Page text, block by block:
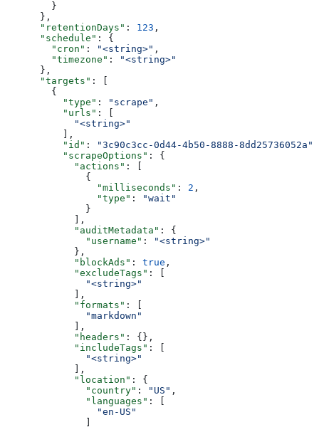
        }
      },
      "retentionDays"
: 123 ,
      "schedule"
: {
        "cron"
: "<string>" ,
        "timezone"
:
"<string>"
      },
      "targets"
: [
        {
          "type"
: "scrape" ,
          "urls"
: [
            "<string>"
          ],
          "id"
: "3c90c3cc-0d44-4b50-8888-8dd25736052a"
          "scrapeOptions"
: {
            "actions"
: [
              {
                "milliseconds"
: 2 ,
                "type"
:
"wait"
              }
            ],
            "auditMetadata"
: {
              "username"
:
"<string>"
            },
            "blockAds"
: true ,
            "excludeTags"
: [
              "<string>"
            ],
            "formats"
: [
              "markdown"
            ],
            "headers"
: {},
            "includeTags"
: [
              "<string>"
            ],
            "location"
: {
              "country"
: "US" ,
              "languages"
: [
                "en-US"